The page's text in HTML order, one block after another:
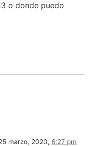
o donde puedo
marzo, 2020, 6:27 pm